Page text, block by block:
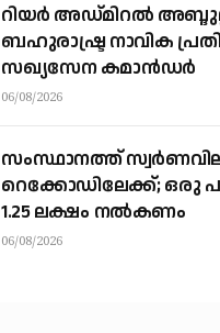
റിയര്‍ അഡ്മിറല്‍
ബഹുരാഷ്ട്ര നാവിക
സഖ്യസേന കമാന്‍ഡര്‍
06/08/2026
സംസ്ഥാനത്ത്
റെക്കോഡിലേക്ക്; ഒരു
1.25 ലക്ഷം നല്‍കണം
06/08/2026